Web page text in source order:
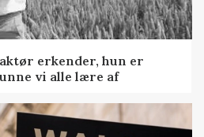
erkender, hun er
vi alle lære af